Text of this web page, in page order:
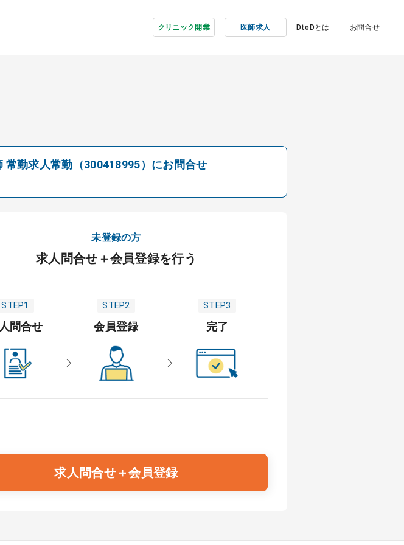
クリニック開業 医師求人 DtoDとは お問合せ
勤求人常勤（300418995）にお問合せ
未登録の方
求人問合せ＋会員登録を行う
STEP1
問合せ
STEP2
会員登録
STEP3
完了
求人問合せ＋会員登録